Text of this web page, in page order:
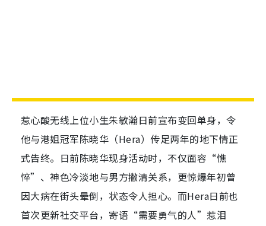
惹心酸无线上位小生朱敏瀚日前宣布变回单身，令
他与港姐冠军陈晓华（Hera）传足两年的地下情正
式告终。日前陈晓华现身活动时，不仅面容“憔
悴”、神色冷淡地与男方撇清关系，更惊爆年初曾
因大病在街头晕倒，状态令人担心。而Hera日前也
首次更新社交平台，寄语“需要勇气的人”惹泪